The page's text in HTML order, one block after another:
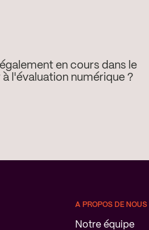
en cours dans le
l'évaluation numérique ?
A PROPOS DE NOUS
Notre équipe